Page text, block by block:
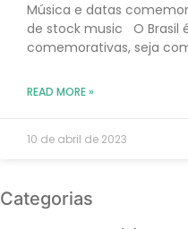
Música e datas
de stock music O Brasil
comemorativas, seja
READ MORE »
10 de abril de 2023
Categorias